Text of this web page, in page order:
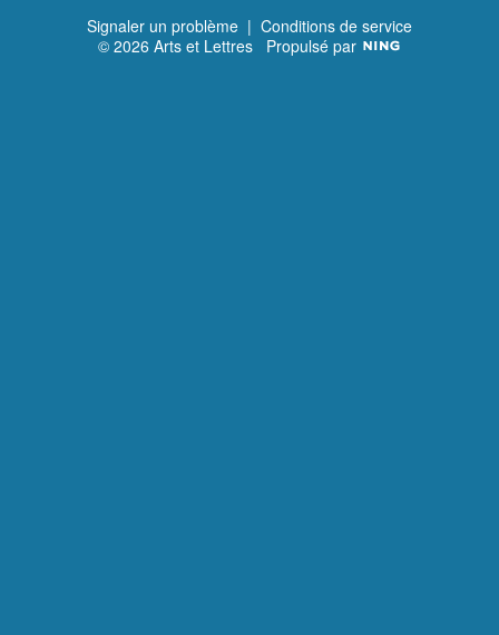
Signaler un problème | Conditions de service
© 2026 Arts et Lettres Propulsé par